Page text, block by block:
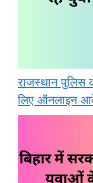
राजस्थान पुलिस
लिए ऑनलाइन